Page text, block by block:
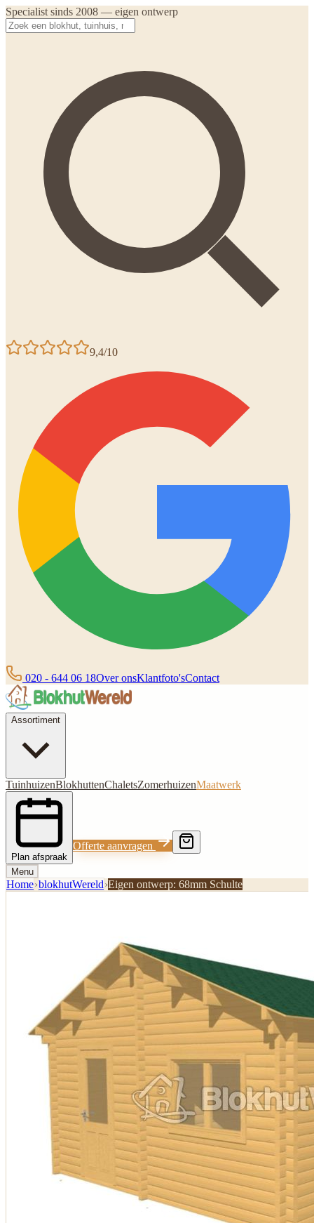
Specialist sinds 2008 — eigen ontwerp
9,4/10
020 - 644 06 18Over onsKlantfoto'sContact
Assortiment
TuinhuizenBlokhuttenChaletsZomerhuizenMaatwerk
Plan afspraak
Offerte aanvragen
Menu
Home›blokhutWereld›Eigen ontwerp: 68mm Schulte